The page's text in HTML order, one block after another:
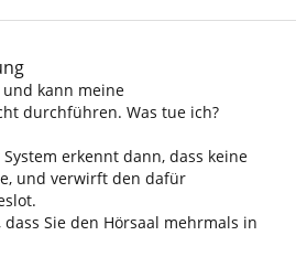
kann meine
durchführen. Was tue ich?
erkennt dann, dass keine
und verwirft den dafür
Sie den Hörsaal mehrmals in